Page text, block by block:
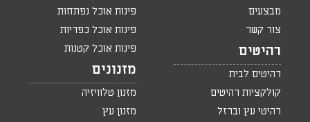
מבצעים
צור קשר
רהיטים
רהיטים לבית
קולקציות רהיטים
רהיטי עץ וברזל
פינות אוכל נפתחות
פינות אוכל כפריות
פינות אוכל קטנות
מזנונים
מזנון טלוויזיה
מזנון עץ